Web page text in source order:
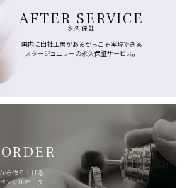
AFTER SERVICE
永久保証
国内に自社工房があるからこそ実現できる
スタージュエリーの永久保証サービス。
ら作り上げる
シャルオーダー